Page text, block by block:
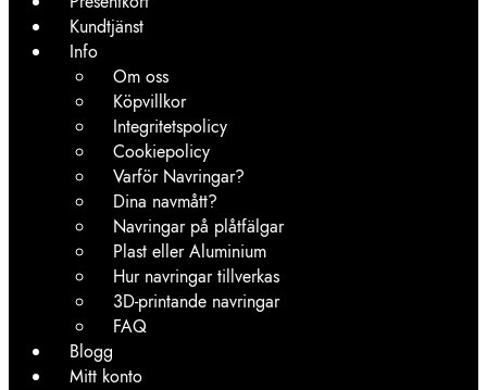
Kundtjänst
Info
Om oss
Köpvillkor
Integritetspolicy
Cookiepolicy
Varför Navringar?
Dina navmått?
Navringar på plåtfälgar
Plast eller Aluminium
Hur navringar tillverkas
3D-printande navringar
FAQ
Blogg
Mitt konto